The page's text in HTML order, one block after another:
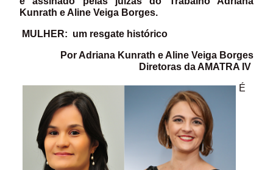
Kunrath e Aline Veiga Borges.
MULHER: um resgate histórico
Por Adriana Kunrath e Aline Veiga Borges
Diretoras da AMATRA IV
É